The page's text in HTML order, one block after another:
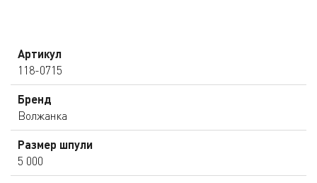
Артикул
118-0715
Бренд
Волжанка
Размер шпули
5 000